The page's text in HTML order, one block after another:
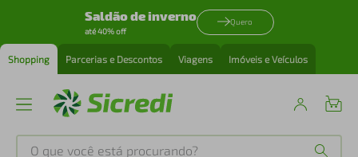
Saldão de inverno
até 40% off
Quero
Shopping Parcerias e Descontos Viagens Imóveis e Veículos
O que você está procurando?